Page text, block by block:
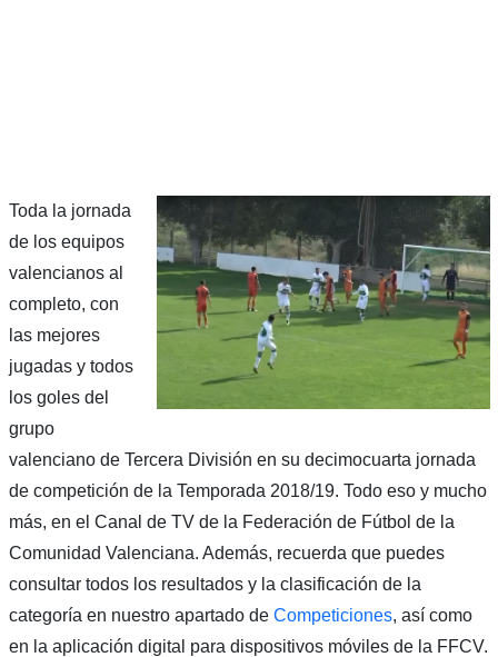
Toda la jornada
de los equipos
valencianos al
completo, con
las mejores
jugadas y todos
los goles del
grupo
valenciano de Tercera División en su decimocuarta jornada
de competición de la Temporada 2018/19. Todo eso y mucho
más, en el Canal de TV de la Federación de Fútbol de la
Comunidad Valenciana. Además, recuerda que puedes
consultar todos los resultados y la clasificación de la
categoría en nuestro apartado de Competiciones, así como
en la aplicación digital para dispositivos móviles de la FFCV.